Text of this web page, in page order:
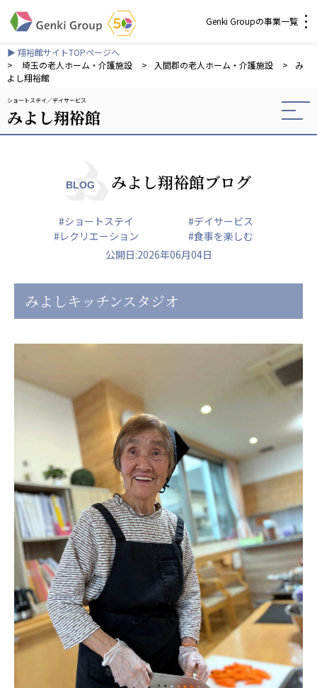
Genki Groupの事業一覧
介護・福祉
社会福祉法人 元気村グループ
社会福祉法人元気村
社会福祉法人長寿の森
株式会社 サンガジャパン
株式会社日本遮蔽技研
株式会社Genkiリレーションズ
一般社団法人 日本高齢者福祉協会
爽やかな風 中部エリア
爽やかな風 那覇エリア
社会福祉法人 共生会
特別養護老人ホーム 共生の家
株式会社 アジアメデカ元気事業団
アジアメデカ元気事業団
株式会社 爽やかな風九州
爽やかな風九州
株式会社 七星
七星
社会福祉法人 福ふく
福ふく
株式会社 せきれい
せきれい
社会福祉法人 心の会
心の会
医療（共に生きる仲間達）
▶ 翔裕館サイトTOPページへ
>
埼玉の老人ホーム・介護施設 > 入間郡の老人ホーム・介護施設 >
み
よし翔裕館
ショートステイ デイサービス
みよし翔裕館
BLOG みよし翔裕館ブログ
#ショートステイ
#デイサービス
#レクリエーション
#食事を楽しむ
公開日:2026年06月04日
みよしキッチンスタジオ